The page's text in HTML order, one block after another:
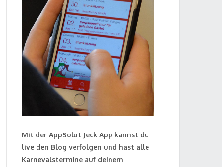
Mit der AppSolut Jeck App kannst du
live den Blog verfolgen und hast alle
Karnevalstermine auf deinem